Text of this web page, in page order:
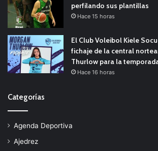
perfilando sus plantillas
Hace 15 horas
El Club Voleibol Kiele
fichaje de la central
Thurlow para la
Hace 16 horas
Categorías
Agenda Deportiva
Ajedrez